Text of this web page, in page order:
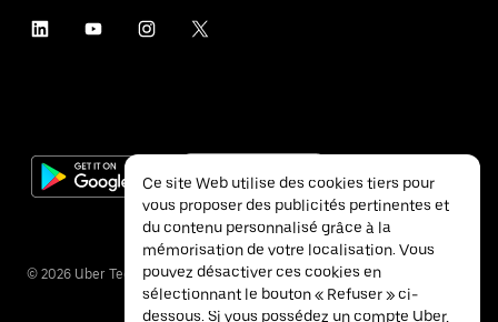
© 2026 Uber Technologies Inc.
Ce site Web utilise des cookies tiers pour
vous proposer des publicités pertinentes et
du contenu personnalisé grâce à la
mémorisation de votre localisation. Vous
pouvez désactiver ces cookies en
sélectionnant le bouton « Refuser » ci-
dessous. Si vous possédez un compte Uber,